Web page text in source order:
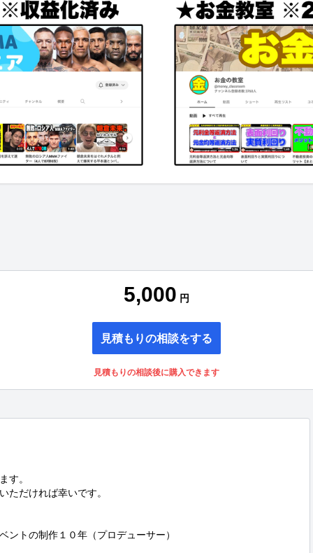
5,000 円
見積もりの相談をする
見積もりの相談後に購入できます
す。
ただければ幸いです。
ントの制作１０年（プロデューサー）